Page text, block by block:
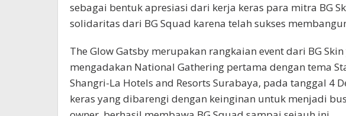
sebagai bentuk apresiasi dari kerja keras para mitra BG
solidaritas dari BG Squad karena telah sukses
The Glow Gatsby merupakan rangkaian event dari BG
mengadakan National Gathering pertama dengan tema
Shangri-La Hotels and Resorts Surabaya, pada tanggal 4
keras yang dibarengi dengan keinginan untuk menjadi